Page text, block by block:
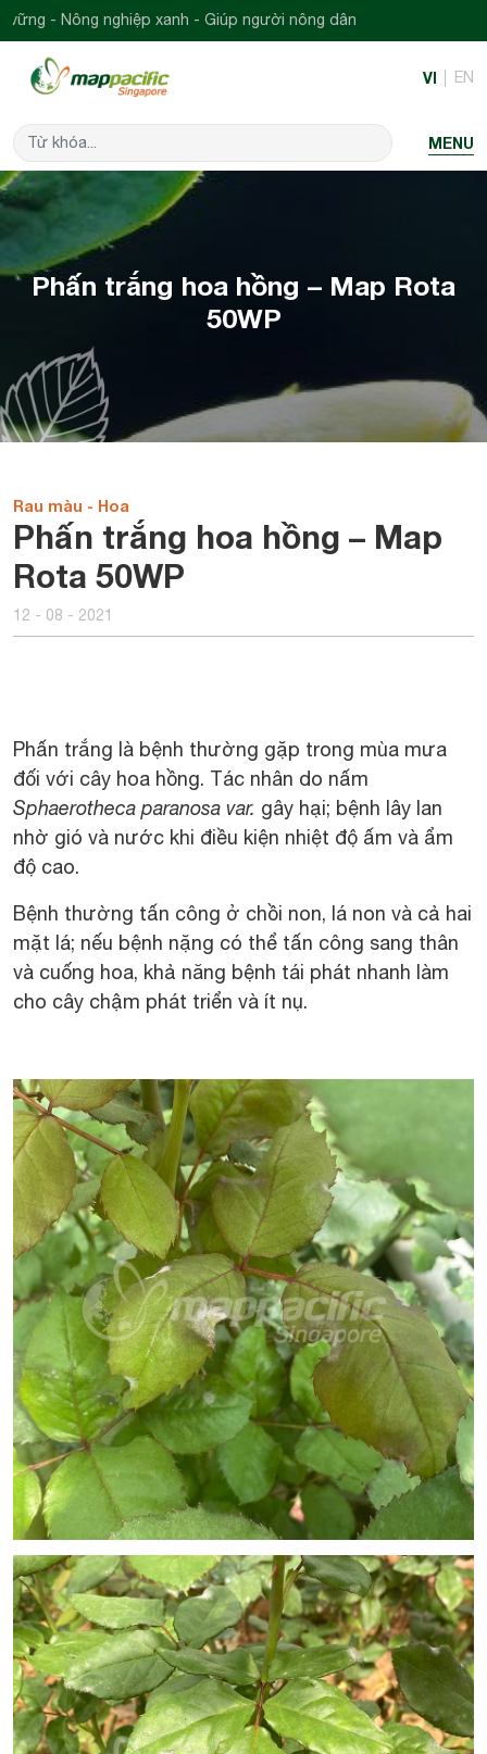
nghiệp xanh - Giúp người nông dân
VI EN
MENU
Phấn trắng hoa hồng – Map Rota
50WP
Rau màu - Hoa
Phấn trắng hoa hồng – Map
Rota 50WP
12 - 08 - 2021
Phấn trắng là bệnh thường gặp trong mùa mưa
đối với cây hoa hồng. Tác nhân do nấm
Sphaerotheca paranosa var. gây hại; bệnh lây lan
nhờ gió và nước khi điều kiện nhiệt độ ấm và ẩm
độ cao.
Bệnh thường tấn công ở chồi non, lá non và cả hai
mặt lá; nếu bệnh nặng có thể tấn công sang thân
và cuống hoa, khả năng bệnh tái phát nhanh làm
cho cây chậm phát triển và ít nụ.